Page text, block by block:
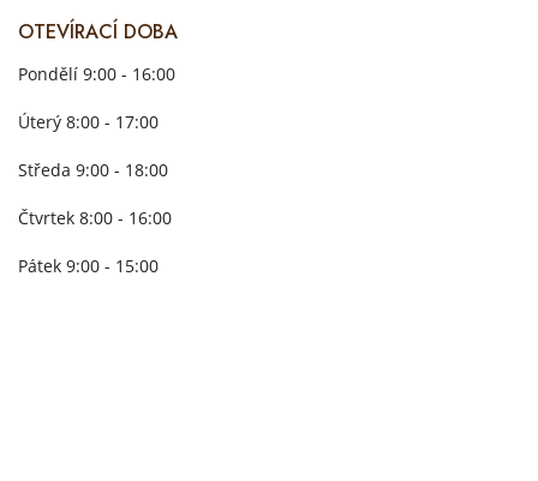
OTEVÍRACÍ DOBA
Pondělí 9:00 - 16:00
Úterý 8:00 - 17:00
Středa 9:00 - 18:00
Čtvrtek 8:00 - 16:00
Pátek 9:00 - 15:00